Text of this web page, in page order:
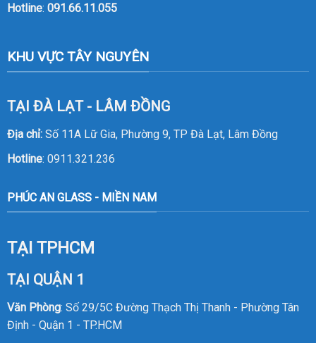
Hotline: 091.66.11.055
KHU VỰC TÂY NGUYÊN
TẠI ĐÀ LẠT - LÂM ĐỒNG
Địa chỉ:Số 11A Lữ Gia, Phường 9, TP Đà Lạt, Lâm Đồng
Hotline: 0911.321.236
PHÚC AN GLASS - MIỀN NAM
TẠI TPHCM
TẠI QUẬN 1
Văn Phòng: Số 29/5C Đường Thạch Thị Thanh - Phường Tân
Định - Quận 1 - TP.HCM